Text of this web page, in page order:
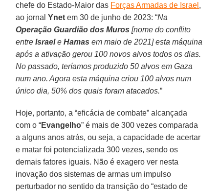
chefe do Estado-Maior das Forças Armadas de Israel ,
ao jornalYnet em 30 de junho de 2023: “Na
Operação Guardião dos Muros [nome do conflito
entreIsraeleHamas em maio de 2021] esta máquina
após a ativação gerou 100 novos alvos todos os dias.
No passado, teríamos produzido 50 alvos em Gaza
num ano. Agora esta máquina criou 100 alvos num
único dia, 50% dos quais foram atacados.”
Hoje, portanto, a “eficácia de combate” alcançada
com o “Evangelho” é mais de 300 vezes comparada
a alguns anos atrás, ou seja, a capacidade de acertar
e matar foi potencializada 300 vezes, sendo os
demais fatores iguais. Não é exagero ver nesta
inovação dos sistemas de armas um impulso
perturbador no sentido da transição do “estado de